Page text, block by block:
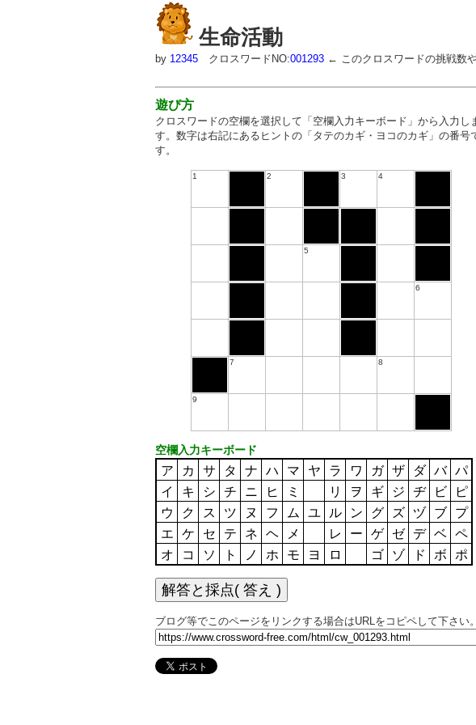
生命活動
by 12345 クロスワードNO:001293 ← このクロスワードの挑戦数
遊び方
クロスワードの空欄を選択して「空欄入力キーボード」から入力し
す。数字は右記にあるヒントの「タテのカギ・ヨコのカギ」の番号
す。
1 2 3 4
5
6
7 8
9
空欄入力キーボード
ア カ サ タ ナ ハ マ ヤ ラ ワ ガ ザ ダ バ
パ
イ
キ シ チ ニ ヒ ミ リ ヲ ギ ジ ヂ ビ
ピ
ウ
ク ス ツ ヌ フ ム ユ ル ン グ ズ ヅ ブ
プ
エ
ケ セ テ ネ ヘ メ レ ー ゲ ゼ デ ベ
ペ
オ
コ ソ ト ノ ホ モ ヨ ロ ゴ ゾ ド ボ ポ
ブログ等でこのページをリンクする場合はURLをコピペして下さい。